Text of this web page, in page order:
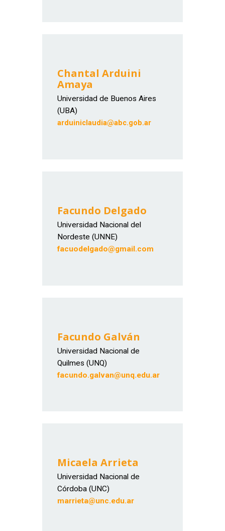
Chantal Arduini
Amaya
Universidad de Buenos Aires
(UBA)
arduiniclaudia@abc.gob.ar
Facundo Delgado
Universidad Nacional del
Nordeste (UNNE)
facuodelgado@gmail.com
Facundo Galván
Universidad Nacional de
Quilmes (UNQ)
facundo.galvan@unq.edu.ar
Micaela Arrieta
Universidad Nacional de
Córdoba (UNC)
marrieta@unc.edu.ar